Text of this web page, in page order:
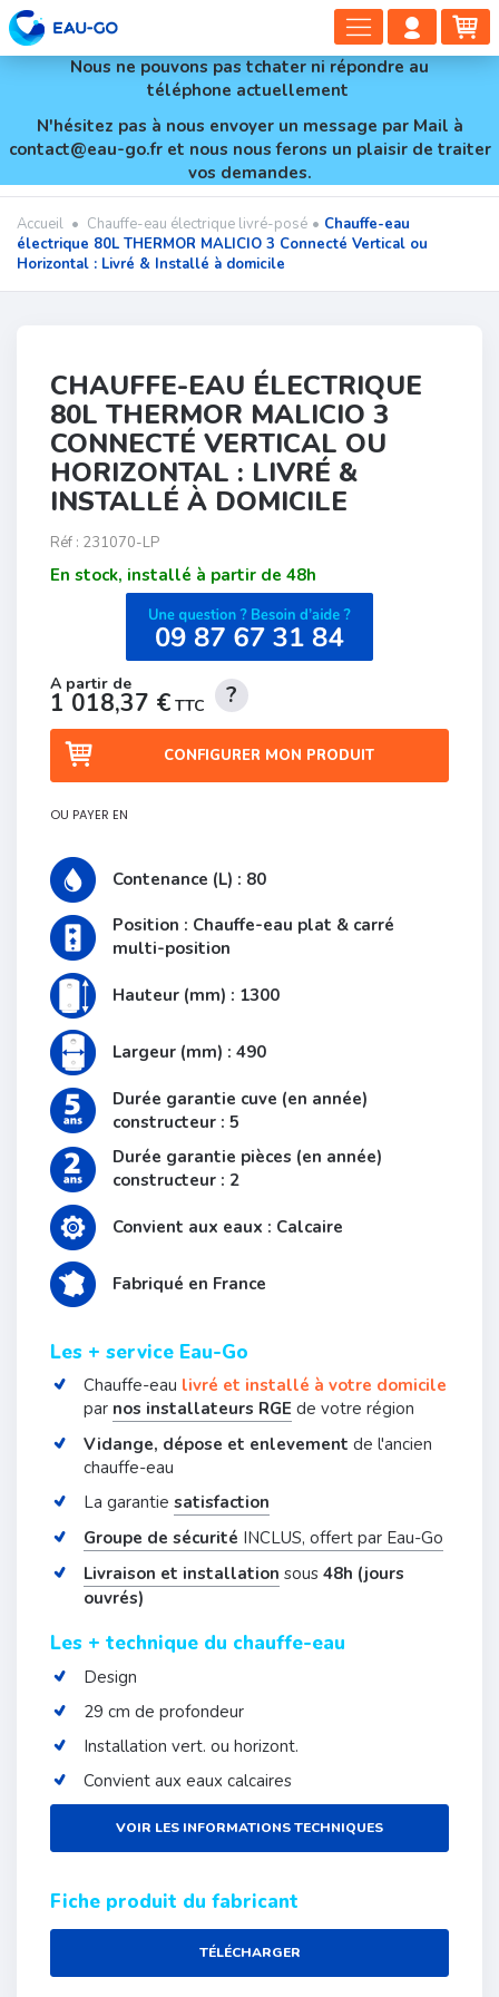
Nous ne pouvons pas tchater ni répondre au
téléphone actuellement
N'hésitez pas à nous envoyer un message par Mail à
contact@eau-go.fr et nous nous ferons un plaisir de traiter
vos demandes.
DÉPLIER
LA
Accueil • Chauffe-eau électrique livré-posé • Chauffe-eau
électrique 80L THERMOR MALICIO 3 Connecté Vertical ou
Horizontal : Livré & Installé à domicile
CHAUFFE-EAU ÉLECTRIQUE
80L THERMOR MALICIO 3
CONNECTÉ VERTICAL OU
HORIZONTAL : LIVRÉ &
INSTALLÉ À DOMICILE
Réf : 231070-LP
En stock, installé à partir de 48h
1 018,37 € TTC
CONFIGURER MON PRODUIT
OU PAYER EN
Contenance (L) : 80
Position : Chauffe-eau plat & carré
multi-position
Hauteur (mm) : 1300
Largeur (mm) : 490
Durée garantie cuve (en année)
constructeur : 5
Durée garantie pièces (en année)
constructeur : 2
Convient aux eaux : Calcaire
Fabriqué en France
Les + service Eau-Go
Chauffe-eau livré et installé à votre domicile
par nos installateurs RGE de votre région
Vidange, dépose et enlevement de l'ancien
chauffe-eau
La garantie satisfaction
Groupe de sécurité INCLUS, offert par Eau-Go
Livraison et installation sous 48h (jours
ouvrés)
Les + technique du chauffe-eau
Design
29 cm de profondeur
Installation vert. ou horizont.
Convient aux eaux calcaires
VOIR LES INFORMATIONS TECHNIQUES
Fiche produit du fabricant
TÉLÉCHARGER